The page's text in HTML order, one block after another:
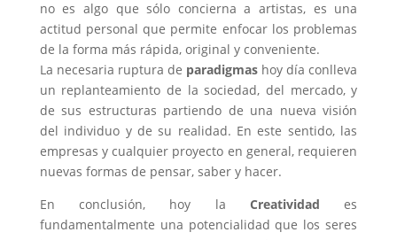
no es algo que sólo concierna a artistas, es una
actitud personal que permite enfocar los problemas
de la forma más rápida, original y conveniente.
La necesaria ruptura de paradigmas hoy día conlleva
un replanteamiento de la sociedad, del mercado, y
de sus estructuras partiendo de una nueva visión
del individuo y de su realidad. En este sentido, las
empresas y cualquier proyecto en general, requieren
nuevas formas de pensar, saber y hacer.
En conclusión, hoy la Creatividad es
fundamentalmente una potencialidad que los seres